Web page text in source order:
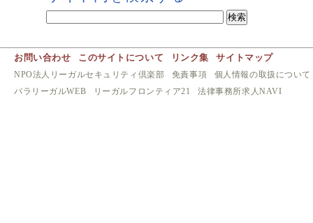
お問い合わせ このサイトについて リンク集 サイトマップ
NPO法人リーガルセキュリティ倶楽部 免責事項
個人情報の取扱について
パラリーガルWEB
リーガルフロンティア21 法律事務所求人NAVI